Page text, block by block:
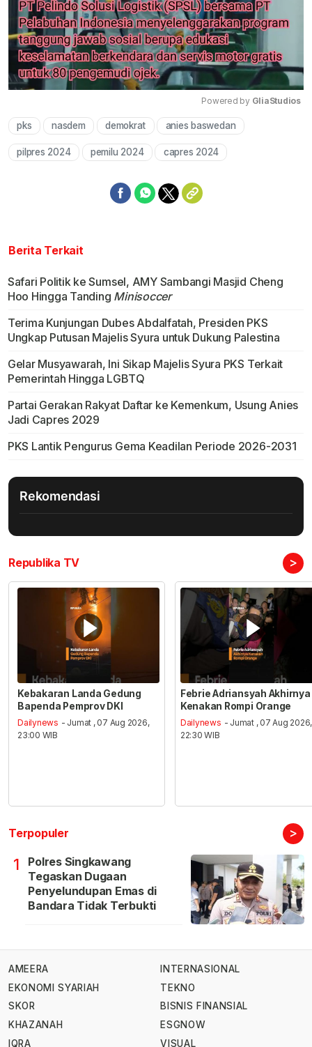
Powered by GliaStudios
pks nasdem demokrat anies baswedan
pilpres 2024 pemilu 2024 capres 2024
Berita Terkait
Safari Politik ke Sumsel, AMY Sambangi Masjid Cheng
Hoo Hingga Tanding Minisoccer
Terima Kunjungan Dubes Abdalfatah, Presiden PKS
Ungkap Putusan Majelis Syura untuk Dukung Palestina
Gelar Musyawarah, Ini Sikap Majelis Syura PKS Terkait
Pemerintah Hingga LGBTQ
Partai Gerakan Rakyat Daftar ke Kemenkum, Usung Anies
Jadi Capres 2029
PKS Lantik Pengurus Gema Keadilan Periode 2026-2031
Rekomendasi
Republika TV >
Kebakaran Landa Gedung
Bapenda Pemprov DKI
Dailynews - Jumat , 07 Aug 2026,
23:00 WIB
Febrie Adriansyah Akhirnya
Kenakan Rompi Orange
Dailynews - Jumat , 07 Aug 2026,
22:30 WIB
Terpopuler >
1
Polres Singkawang
Tegaskan Dugaan
Penyelundupan Emas di
Bandara Tidak Terbukti
AMEERA
EKONOMI SYARIAH
SKOR
KHAZANAH
IQRA
INTERNASIONAL
TEKNO
BISNIS FINANSIAL
ESGNOW
VISUAL